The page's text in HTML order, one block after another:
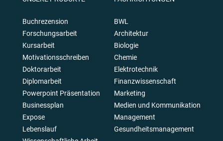
Buchrezension
Forschungsarbeit
Kursarbeit
Motivationsschreiben
Doktorarbeit
Diplomarbeit
Powerpoint Präsentation
Businessplan
Expose
Lebenslauf
BWL
Architektur
Biologie
Chemie
Elektrotechnik
Finanzwissenschaft
Marketing
Medien und Kommunikation
Management
Gesundheitsmanagement